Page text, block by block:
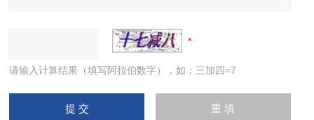
请输入计算结果（填写阿拉伯数字），如：三加四=7